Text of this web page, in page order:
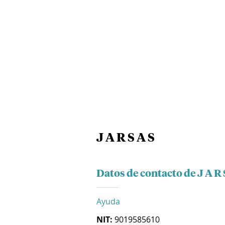
J A R S A S
Datos de contacto de J A R
Ayuda
NIT: 9019585610